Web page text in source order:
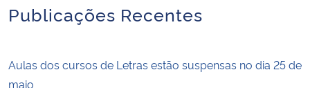
Controladoria-Geral da União
Publicações Recentes
Aulas dos cursos de Letras estão suspensas no dia 25 de
maio